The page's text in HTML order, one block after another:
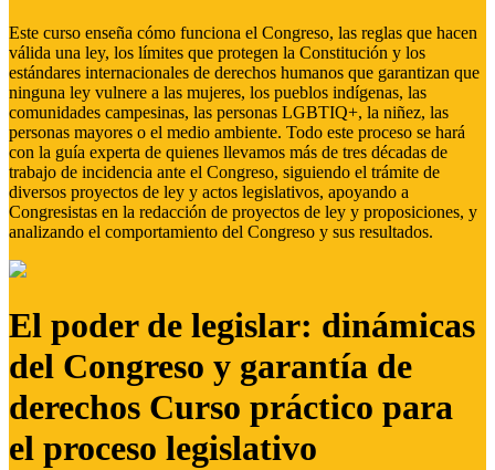
Este curso enseña cómo funciona el Congreso, las reglas que hacen
válida una ley, los límites que protegen la Constitución y los
estándares internacionales de derechos humanos que garantizan que
ninguna ley vulnere a las mujeres, los pueblos indígenas, las
comunidades campesinas, las personas LGBTIQ+, la niñez, las
personas mayores o el medio ambiente. Todo este proceso se hará
con la guía experta de quienes llevamos más de tres décadas de
trabajo de incidencia ante el Congreso, siguiendo el trámite de
diversos proyectos de ley y actos legislativos, apoyando a
Congresistas en la redacción de proyectos de ley y proposiciones, y
analizando el comportamiento del Congreso y sus resultados.
El poder de legislar: dinámicas
del Congreso y garantía de
derechos Curso práctico para
el proceso legislativo